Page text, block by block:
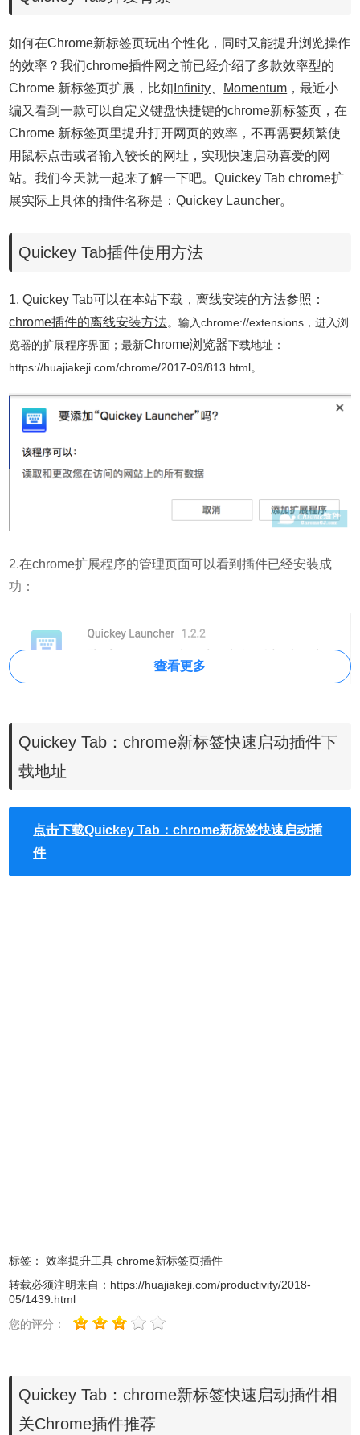
如何在Chrome新标签页玩出个性化，同时又能提升浏览操作
的效率？我们chrome插件网之前已经介绍了多款效率型的
Chrome 新标签页扩展，比如 Infinity Momentum ，最近小
编又看到一款可以自定义键盘快捷键的chrome新标签页，在
Chrome 新标签页里提升打开网页的效率，不再需要频繁使
用鼠标点击或者输入较长的网址，实现快速启动喜爱的网
站。我们今天就一起来了解一下吧。Quickey Tab chrome扩
展实际上具体的插件名称是：Quickey Launcher。
Quickey Tab插件使用方法
1.Quickey Tab可以在本站下载，离线安装的方法参照：
chrome插件的离线安装方法。输入chrome://extensions，进入浏
览器的扩展程序界面；最新Chrome浏览器下载地址：
https://huajiakeji.com/chrome/2017-09/813.html。
2.在chrome扩展程序的管理页面可以看到插件已经安装成
功：
3.下面我们看看
Quickey Tab的常见功能和使用方法。
Quickey Tab安装成功后，首先会看到一些基础介绍，
盘键定义不同的网页。我们以https://huajiakeji.com为例如
下：
查看更多
Quickey Tab：chrome新标签快速启动插件下
载地址
点击下载Quickey Tab：chrome新标签快速启动插
件
标签： 效率提升工具 chrome新标签页插件
转载必须注明来自： https://huajiakeji.com/productivity/2018-
05/1439.html
您的评分：
Quickey Tab：chrome新标签快速启动插件相
关Chrome插件推荐